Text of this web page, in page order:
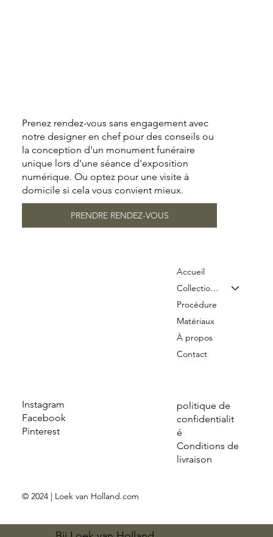
Instagram
Facebook
Pinterest
politique de
confidentialit
é
Conditions de
livraison
Accueil
Collection & Tarifs
Procédure
Matériaux
À propos
Contact
© 2024 | Loek van Holland.com
Prenez rendez-vous sans engagement avec
notre designer en chef pour des conseils ou
la conception d'un monument funéraire
unique lors d'une séance d'exposition
numérique. Ou optez pour une visite à
domicile si cela vous convient mieux.
PRENDRE RENDEZ-VOUS